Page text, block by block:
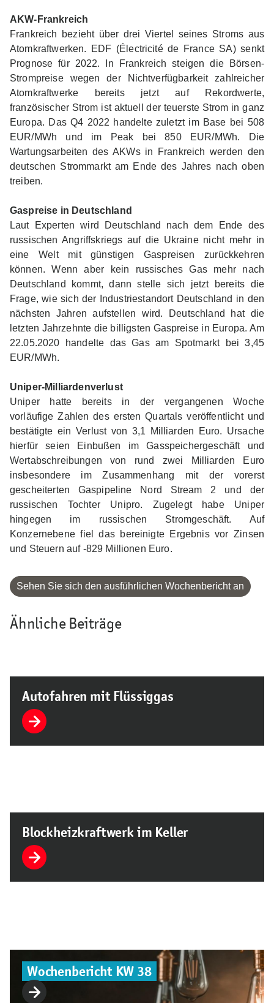
AKW-Frankreich
Frankreich bezieht über drei Viertel seines Stroms aus
Atomkraftwerken. EDF (Électricité de France SA) senkt
Prognose für 2022. In Frankreich steigen die Börsen-
Strompreise wegen der Nichtverfügbarkeit zahlreicher
Atomkraftwerke bereits jetzt auf Rekordwerte,
französischer Strom ist aktuell der teuerste Strom in ganz
Europa. Das Q4 2022 handelte zuletzt im Base bei 508
EUR/MWh und im Peak bei 850 EUR/MWh. Die
Wartungsarbeiten des AKWs in Frankreich werden den
deutschen Strommarkt am Ende des Jahres nach oben
treiben.
Gaspreise in Deutschland
Laut Experten wird Deutschland nach dem Ende des
russischen Angriffskriegs auf die Ukraine nicht mehr in
eine Welt mit günstigen Gaspreisen zurückkehren
können. Wenn aber kein russisches Gas mehr nach
Deutschland kommt, dann stelle sich jetzt bereits die
Frage, wie sich der Industriestandort Deutschland in den
nächsten Jahren aufstellen wird. Deutschland hat die
letzten Jahrzehnte die billigsten Gaspreise in Europa. Am
22.05.2020 handelte das Gas am Spotmarkt bei 3,45
EUR/MWh.
Uniper-Milliardenverlust
Uniper hatte bereits in der vergangenen Woche
vorläufige Zahlen des ersten Quartals veröffentlicht und
bestätigte ein Verlust von 3,1 Milliarden Euro. Ursache
hierfür seien Einbußen im Gasspeichergeschäft und
Wertabschreibungen von rund zwei Milliarden Euro
insbesondere im Zusammenhang mit der vorerst
gescheiterten Gaspipeline Nord Stream 2 und der
russischen Tochter Unipro. Zugelegt habe Uniper
hingegen im russischen Stromgeschäft. Auf
Konzernebene fiel das bereinigte Ergebnis vor Zinsen
und Steuern auf -829 Millionen Euro.
Sehen Sie sich den ausführlichen Wochenbericht an
Ähnliche Beiträge
Autofahren mit Flüssiggas
Blockheizkraftwerk im Keller
Wochenbericht KW 38